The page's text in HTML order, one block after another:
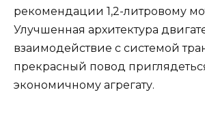
рекомендации 1,2-литровому
Улучшенная архитектура
взаимодействие с системой
прекрасный повод
экономичному агрегату.